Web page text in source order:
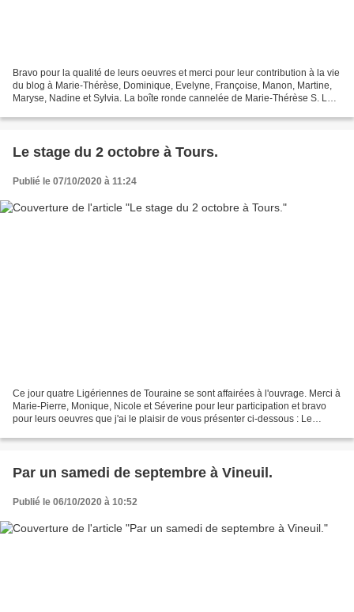
Bravo pour la qualité de leurs oeuvres et merci pour leur contribution à la vie
du blog à Marie-Thérèse, Dominique, Evelyne, Françoise, Manon, Martine,
Maryse, Nadine et Sylvia. La boîte ronde cannelée de Marie-Thérèse S. La
Le stage du 2 octobre à Tours.
Publié le 07/10/2020 à 11:24
Ce jour quatre Ligériennes de Touraine se sont affairées à l'ouvrage. Merci à
Marie-Pierre, Monique, Nicole et Séverine pour leur participation et bravo
pour leurs oeuvres que j'ai le plaisir de vous présenter ci-dessous : Le
Par un samedi de septembre à Vineuil.
Publié le 06/10/2020 à 10:52